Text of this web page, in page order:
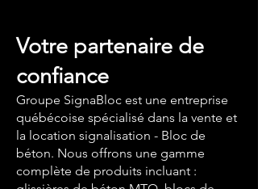
Votre partenaire de
confiance
Groupe SignaBloc est une entreprise
québécoise spécialisé dans la vente et
la location signalisation - Bloc de
béton. Nous offrons une gamme
complète de produits incluant :